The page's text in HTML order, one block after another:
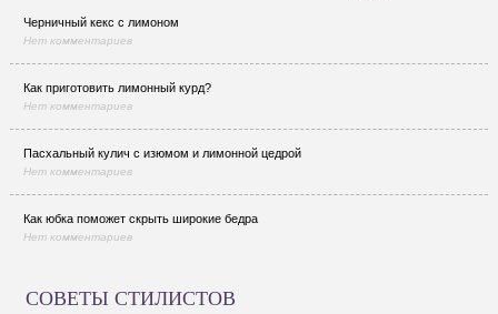
Черничный кекс с лимоном
Нет комментариев
Как приготовить лимонный курд?
Нет комментариев
Пасхальный кулич с изюмом и лимонной цедрой
Нет комментариев
Как юбка поможет скрыть широкие бедра
Нет комментариев
СОВЕТЫ СТИЛИСТОВ